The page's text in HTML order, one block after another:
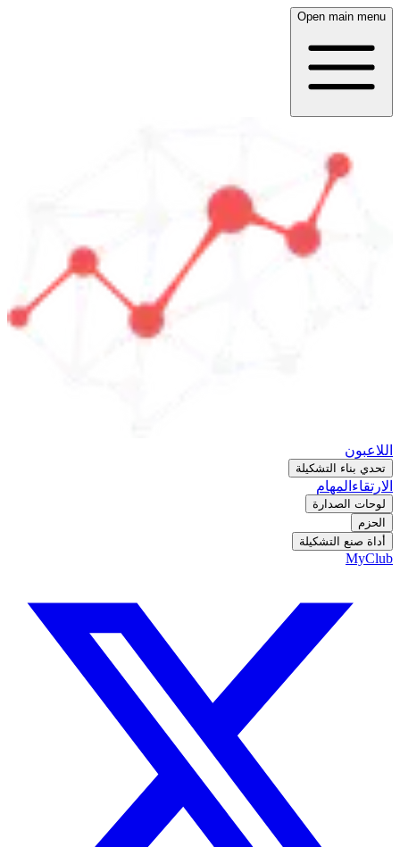
Open main menu
اللاعبون
تحدي بناء التشكيلة
الارتقاء المهام
لوحات الصدارة
الحزم
أداة صنع التشكيلة
MyClub